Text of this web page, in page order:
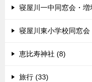
寝屋川一中同窓会・
寝屋川東小学校同窓会
恵比寿神社 (8)
旅行 (33)